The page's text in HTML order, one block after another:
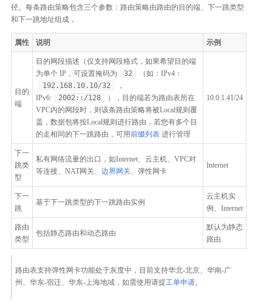
径。每条路由策略包含三个参数：路由策略由路由的目的端、下一跳类型
和下一跳地址组成，
属性 说明 示例
目的
端
目的网段描述（仅支持网段格式，如果希望目的端
为单个 IP，可设置掩码为
32
（如：IPv4：
192.168.10.10/32
，
IPv6:
2002::/128
），目的端若为路由表所在
VPC内的网段时，则该条路由策略将被Local规则覆
盖，数据包将按Local规则进行路由，若您有多个目
的走相同的下一跳路由，可用前缀列表 进行管理
10.0.1.41/24
下一
跳类
型
私有网络流量的出口，如Internet、云主机、VPC对
等连接、NAT网关、 边界网关 、弹性网卡
Internet
下一
跳
基于下一跳类型的下一跳路由实例
云主机实
例、Internet
路由
类型
包括静态路由和动态路由
默认为静态
路由
路由表支持弹性网卡功能处于灰度中，目前支持华北-北京、华南-广
州、华东-宿迁、华东-上海地域，如需使用请提工单申请。